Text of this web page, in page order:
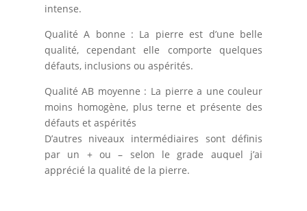
intense.
Qualité A bonne : La pierre est d’une belle
qualité, cependant elle comporte quelques
défauts, inclusions ou aspérités.
Qualité AB moyenne : La pierre a une couleur
moins homogène, plus terne et présente des
défauts et aspérités
D’autres niveaux intermédiaires sont définis
par un + ou – selon le grade auquel j’ai
apprécié la qualité de la pierre.